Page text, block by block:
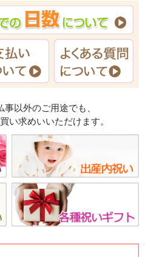
以外のご用途でも、
い求めいいただけます。